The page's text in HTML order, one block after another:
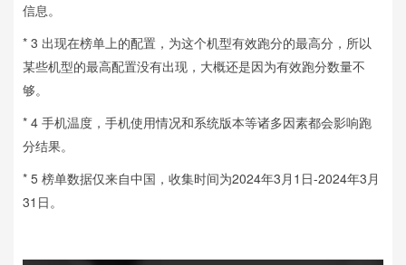
信息。
* 3 出现在榜单上的配置，为这个机型有效跑分的最高分，所以
某些机型的最高配置没有出现，大概还是因为有效跑分数量不
够。
* 4 手机温度，手机使用情况和系统版本等诸多因素都会影响跑
分结果。
* 5 榜单数据仅来自中国，收集时间为2024年3月1日-2024年3月
31日。